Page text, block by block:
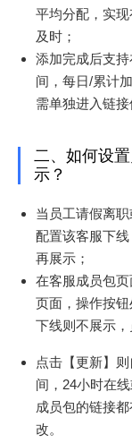
平均分配，实
及时；
添加完成后支
间，每日/累计
需单独进入链接
二、如何设
示？
当员工请假离
配置该客服下
再展示；
在客服成员包
页面，操作按
下线则不展示，
点击【更新】
间，24小时在
成员包的链接
改。